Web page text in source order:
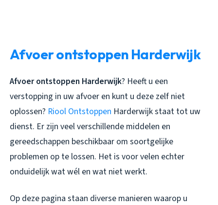
Afvoer ontstoppen Harderwijk
Afvoer ontstoppen Harderwijk? Heeft u een
verstopping in uw afvoer en kunt u deze zelf niet
oplossen? Riool Ontstoppen Harderwijk staat tot uw
dienst. Er zijn veel verschillende middelen en
gereedschappen beschikbaar om soortgelijke
problemen op te lossen. Het is voor velen echter
onduidelijk wat wél en wat niet werkt.
Op deze pagina staan diverse manieren waarop u